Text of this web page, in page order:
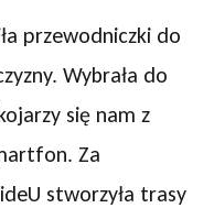
przewodniczki do
Wybrała do
się nam z
Za
stworzyła trasy